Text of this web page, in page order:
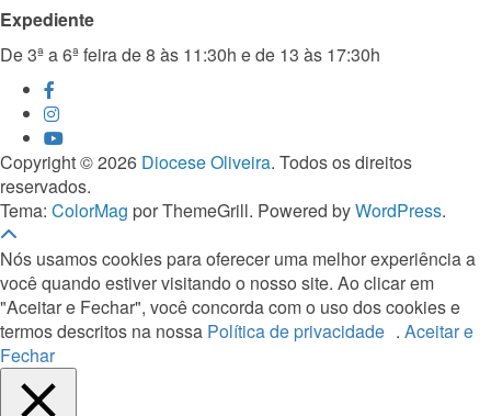
Expediente
De 3ª a 6ª feira de 8 às 11:30h e de 13 às 17:30h
Copyright © 2026 Diocese Oliveira. Todos os direitos
reservados.
Tema: ColorMag por ThemeGrill. Powered byWordPress.
Nós usamos cookies para oferecer uma melhor experiência a
você quando estiver visitando o nosso site. Ao clicar em
"Aceitar e Fechar", você concorda com o uso dos cookies e
termos descritos na nossa Política de privacidade . Aceitar e
Fechar